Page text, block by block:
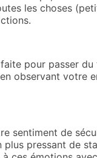
les choses
pour passer
observant votre
sentiment de
pressant de